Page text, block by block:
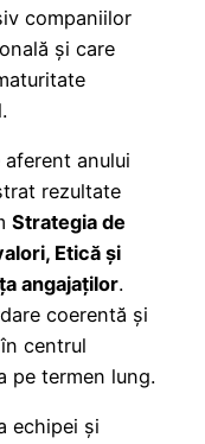
companiilor
și care
anului
rezultate
Strategia de
Etică și
angajaților.
coerentă și
centrul
pe termen lung.
echipei și